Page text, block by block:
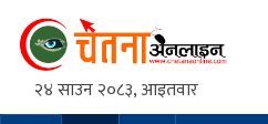
२४ साउन २०८३, आइतवार